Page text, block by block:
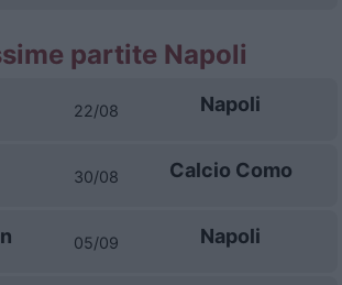
partite Napoli
22/08 Napoli
30/08 Calcio Como
05/09 Napoli